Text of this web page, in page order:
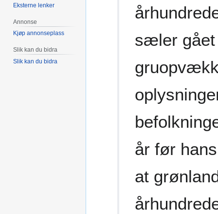
sæler gået
år før
at
Eksterne lenker
Annonse
Kjøp annonseplass
Slik kan du bidra
Slik kan du bidra